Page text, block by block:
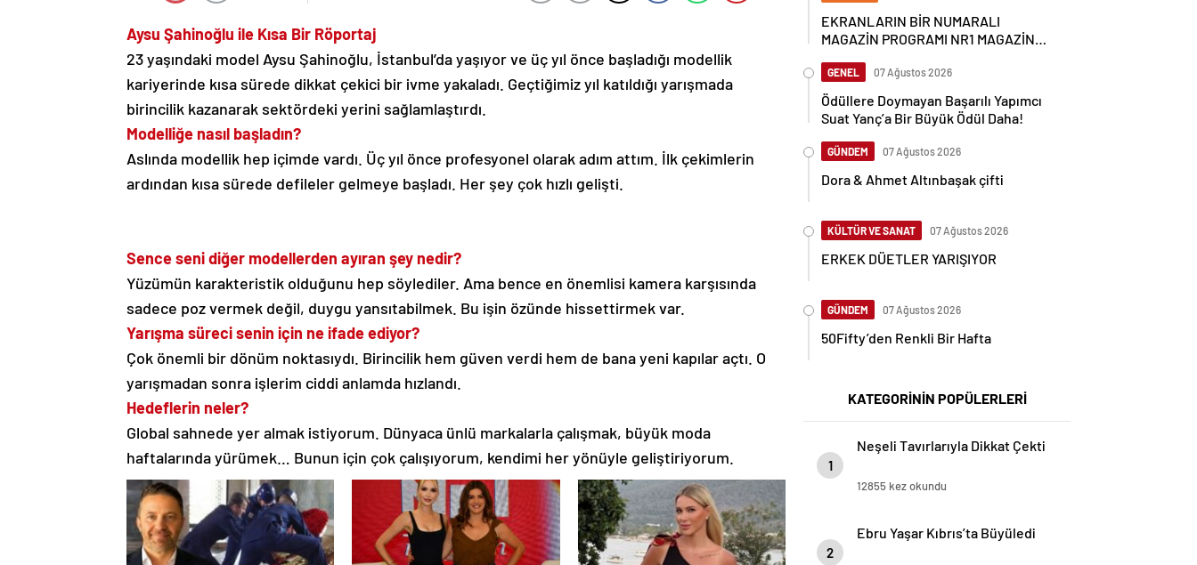
Aysu Şahinoğlu ile Kısa Bir Röportaj
23 yaşındaki model Aysu Şahinoğlu, İstanbul’da yaşıyor ve üç yıl önce başladığı modellik
kariyerinde kısa sürede dikkat çekici bir ivme yakaladı. Geçtiğimiz yıl katıldığı yarışmada
birincilik kazanarak sektördeki yerini sağlamlaştırdı.
Modelliğe nasıl başladın?
Aslında modellik hep içimde vardı. Üç yıl önce profesyonel olarak adım attım. İlk çekimlerin
ardından kısa sürede defileler gelmeye başladı. Her şey çok hızlı gelişti.
Sence seni diğer modellerden ayıran şey nedir?
Yüzümün karakteristik olduğunu hep söylediler. Ama bence en önemlisi kamera karşısında
sadece poz vermek değil, duygu yansıtabilmek. Bu işin özünde hissettirmek var.
Yarışma süreci senin için ne ifade ediyor?
Çok önemli bir dönüm noktasıydı. Birincilik hem güven verdi hem de bana yeni kapılar açtı. O
yarışmadan sonra işlerim ciddi anlamda hızlandı.
Hedeflerin neler?
Global sahnede yer almak istiyorum. Dünyaca ünlü markalarla çalışmak, büyük moda
haftalarında yürümek… Bunun için çok çalışıyorum, kendimi her yönüyle geliştiriyorum.
EKRANLARIN BİR NUMARALI
MAGAZİN PROGRAMI NR1 MAGAZİN
GENEL 07 Ağustos 2026
Ödüllere Doymayan Başarılı Yapımcı
Suat Yanç’a Bir Büyük Ödül Daha!
GÜNDEM 07 Ağustos 2026
Dora & Ahmet Altınbaşak çifti
KÜLTÜR VE SANAT 07 Ağustos 2026
ERKEK DÜETLER YARIŞIYOR
GÜNDEM 07 Ağustos 2026
50Fifty’den Renkli Bir Hafta
KATEGORİNİN POPÜLERLERİ
1
Neşeli Tavırlarıyla Dikkat Çekti
12855 kez okundu
2
Ebru Yaşar Kıbrıs’ta Büyüledi